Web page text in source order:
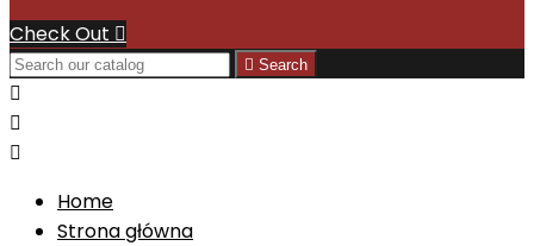
Check Out 
 Search



Home
Strona główna